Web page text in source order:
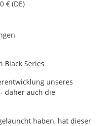
€ (DE)
Black Series
unseres
daher auch die
haben, hat dieser